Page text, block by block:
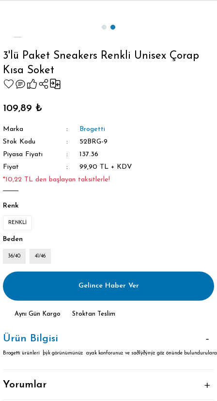
3'lü Paket Sneakers Renkli Unisex Çorap
Kısa Soket
109,89 ₺
Marka
Brogetti
Stok Kodu
52BRG-9
Piyasa Fiyatı
137.36
Fiyat
99,90 TL + KDV
*10,22 TL den başlayan taksitlerle!
Renk
RENKLİ
Beden
36/40 41/46
Gelince Haber Ver
Aynı Gün Kargo Stoktan Teslim
Ürün Bilgisi
Brogetti ürünleri þýk görünümünüz ayak konforunuz ve saðlýðýnýz göz önünde
Yorumlar